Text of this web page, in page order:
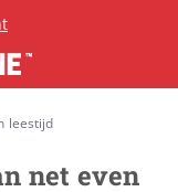
leestijd
net even